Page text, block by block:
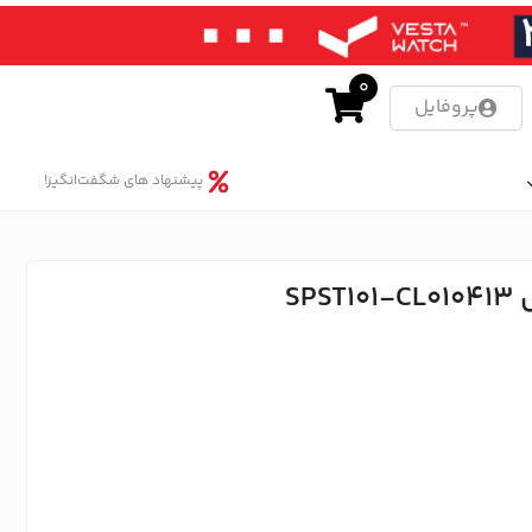
پروفایل
0
پیشنهاد های شگفت‌انگیز!